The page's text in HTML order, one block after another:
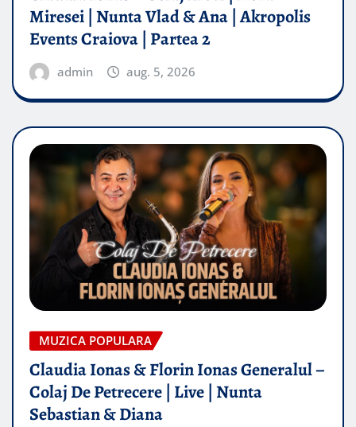
Miresei | Nunta Vlad & Ana | Akropolis
Events Craiova | Partea 2
admin aug. 5, 2026
MUZICA POPULARA
Claudia Ionas & Florin Ionas Generalul –
Colaj De Petrecere | Live | Nunta
Sebastian & Diana